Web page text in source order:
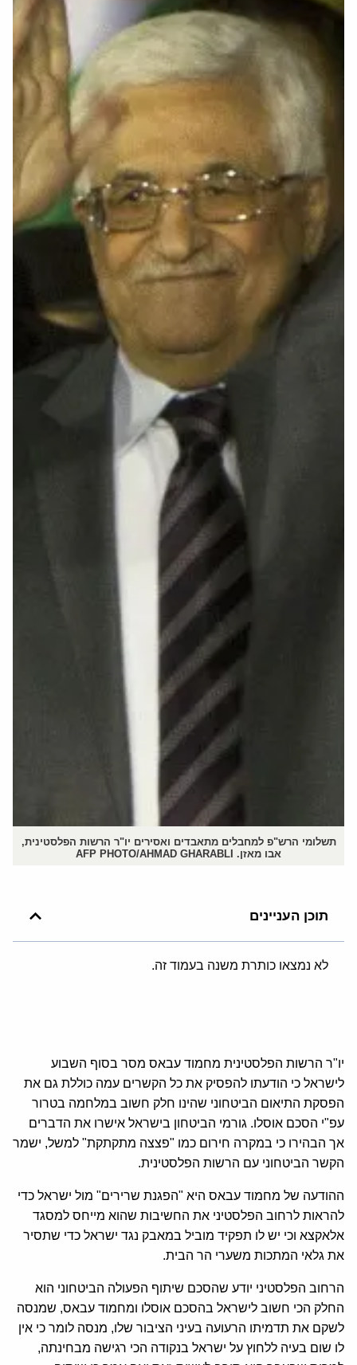
תשלומי הרש"פ למחבלים מתאבדים ואסירים יו"ר הרשות הפלסטינית,
אבו מאזן. AFP PHOTO/AHMAD GHARABLI
תוכן העניינים
לא נמצאו כותרת משנה בעמוד זה.
יו"ר הרשות הפלסטינית מחמוד עבאס מסר בסוף השבוע
לישראל כי הודעתו להפסיק את כל הקשרים עמה כוללת גם את
הפסקת התיאום הביטחוני שהינו חלק חשוב במלחמה בטרור
עפ"י הסכם אוסלו. גורמי הביטחון בישראל אישרו את הדברים
אך הבהירו כי במקרה חירום כמו "פצצה מתקתקת" למשל, ישמר
הקשר הביטחוני עם הרשות הפלסטינית.
ההודעה של מחמוד עבאס היא "הפגנת שרירים" מול ישראל כדי
להראות לרחוב הפלסטיני את החשיבות שהוא מייחס למסגד
אלאקצא וכי יש לו תפקיד מוביל במאבק נגד ישראל כדי שתסיר
את גלאי המתכות משערי הר הבית.
הרחוב הפלסטיני יודע שהסכם שיתוף הפעולה הביטחוני הוא
החלק הכי חשוב לישראל בהסכם אוסלו ומחמוד עבאס, שמנסה
לשקם את תדמיתו הרעועה בעיני הציבור שלו, מנסה לומר כי אין
לו שום בעיה ללחוץ על ישראל בנקודה הכי רגישה מבחינתה,